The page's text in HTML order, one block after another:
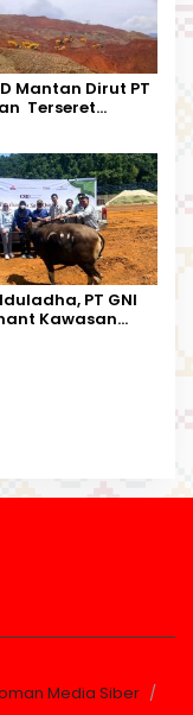
Mantan Dirut PT
Terseret
Barat
PT GNI
Kawasan
Media Siber